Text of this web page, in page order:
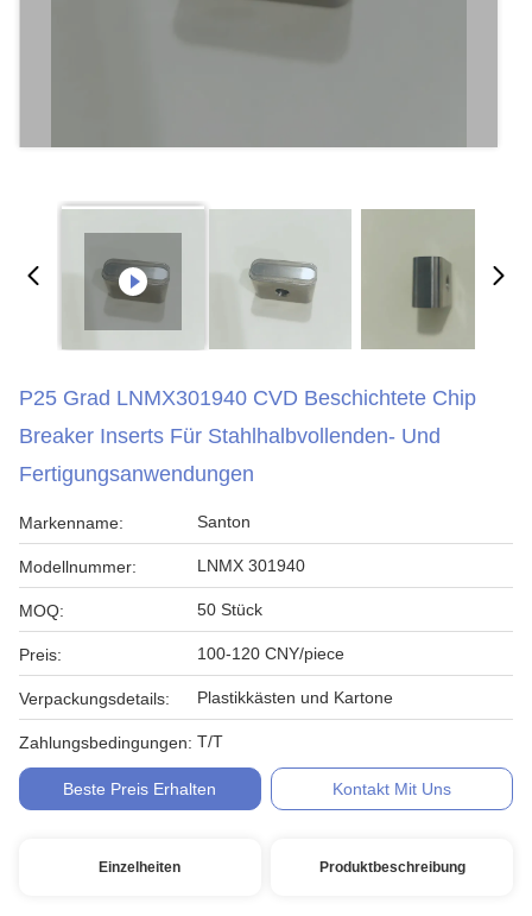
P25 Grad LNMX301940 CVD Beschichtete Chip
Breaker Inserts Für Stahlhalbvollenden- Und
Fertigungsanwendungen
Markenname: Santon
Modellnummer: LNMX 301940
MOQ: 50 Stück
Preis: 100-120 CNY/piece
Verpackungsdetails: Plastikkästen und Kartone
Zahlungsbedingungen: T/T
Beste Preis Erhalten Kontakt Mit Uns
Einzelheiten Produktbeschreibung